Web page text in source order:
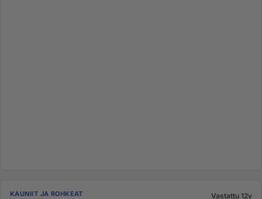
KAUNIIT JA ROHKEAT Vastattu 12v